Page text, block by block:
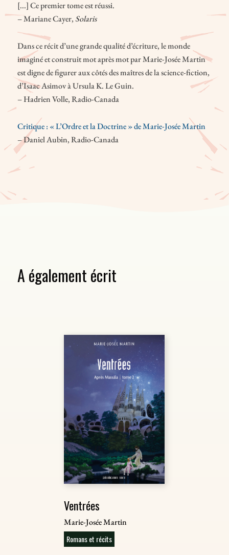
[...] Ce premier tome est réussi.
​– Mariane Cayer, Solaris
Dans ce récit d’une grande qualité d’écriture, le monde
imaginé et construit mot après mot par Marie-Josée Martin
est digne de figurer aux côtés des maîtres de la science-fiction,
d’Isaac Asimov à Ursula K. Le Guin.
– Hadrien Volle, Radio-Canada
Critique : « L’Ordre et la Doctrine » de Marie-Josée Martin
– Daniel Aubin, Radio-Canada
A également écrit
Ventrées
Marie-Josée Martin
Romans et récits